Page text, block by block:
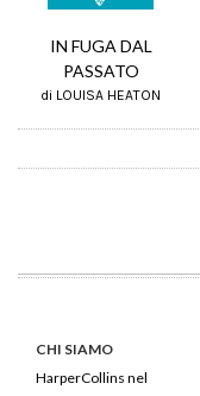
Calendario
IN FUGA DAL
PASSATO
di LOUISA HEATON
CHI SIAMO
HarperCollins nel